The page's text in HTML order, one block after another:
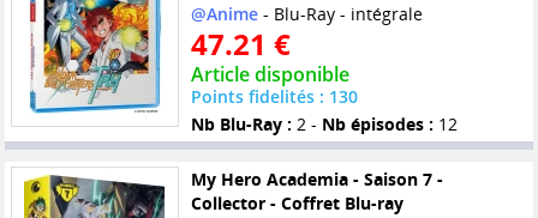
@Anime- Blu-Ray - intégrale
47.21 €
Article disponible
Points fidelités : 130
Nb Blu-Ray : 2 - Nb épisodes : 12
My Hero Academia - Saison 7 -
Collector - Coffret Blu-ray